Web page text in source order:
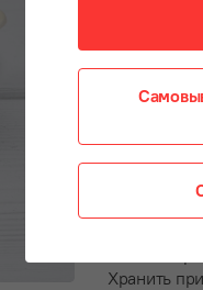
Холодный
с
чесночком
Состав:
майонез,
Хранить